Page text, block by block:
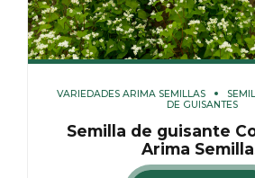
VARIEDADES ARIMA SEMILLAS
DE GUISANTES
Semilla de guisante
Arima